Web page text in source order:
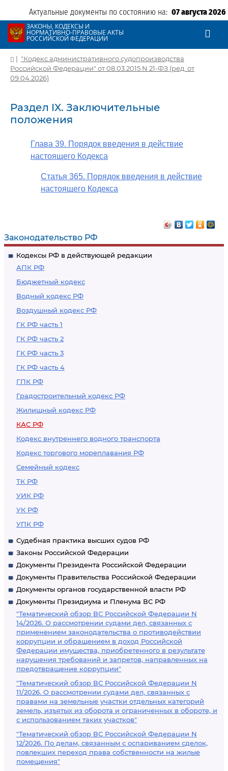
Актуальные документы по состоянию на: 07 августа 2026
ЗАКОНЫ, КОДЕКСЫ И
НОРМАТИВНО-ПРАВОВЫЕ АКТЫ
РОССИЙСКОЙ ФЕДЕРАЦИИ
Законодательство РФ
Кодексы РФ в действующей редакции
АПК РФ
Бюджетный кодекс
Водный кодекс РФ
Воздушный кодекс РФ
ГК РФ часть 1
ГК РФ часть 2
ГК РФ часть 3
ГК РФ часть 4
ГПК РФ
Градостроительный кодекс РФ
Жилищный кодекс РФ
КАС РФ
Кодекс внутреннего водного транспорта
Кодекс торгового мореплавания РФ
Семейный кодекс
ТК РФ
УИК РФ
УК РФ
УПК РФ
Судебная практика высших судов РФ
Законы Российской Федерации
Документы Президента Российской Федерации
Документы Правительства Российской Федерации
Документы органов государственной власти РФ
Документы Президиума и Пленума ВС РФ
"Тематический обзор ВС Российской Федерации N
14/2026. О рассмотрении судами дел, связанных с
применением законодательства о противодействии
коррупции и обращением в доход Российской
Федерации имущества, приобретенного в результате
нарушения требований и запретов, направленных на
предотвращение коррупции"
"Тематический обзор ВС Российской Федерации N
11/2026. О рассмотрении судами дел, связанных с
правами на земельные участки отдельных категорий
земель, изъятых из оборота и ограниченных в обороте, и
с использованием таких участков"
"Тематический обзор ВС Российской Федерации N
12/2026. По делам, связанным с оспариванием сделок,
повлекших переход права собственности на жилые
помещения"
| "Кодекс административного судопроизводства
Российской Федерации" от 08.03.2015 N 21-ФЗ (ред. от
09.04.2026)
Раздел IX. Заключительные
положения
Глава 39. Порядок введения в действие
настоящего Кодекса
Статья 365. Порядок введения в действие
настоящего Кодекса